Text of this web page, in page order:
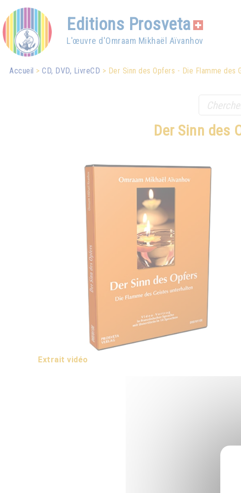
Editions Prosveta
L'œuvre d'Omraam Mikhaël Aïvanhov
Accueil CD, DVD, LivreCD Der Sinn des Opfers - Die Flamme des
Der Sinn des
Extrait vidéo